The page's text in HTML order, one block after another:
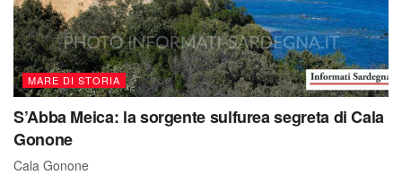
MARE DI STORIA
S’Abba Meica: la sorgente sulfurea segreta di Cala
Gonone
Cala Gonone